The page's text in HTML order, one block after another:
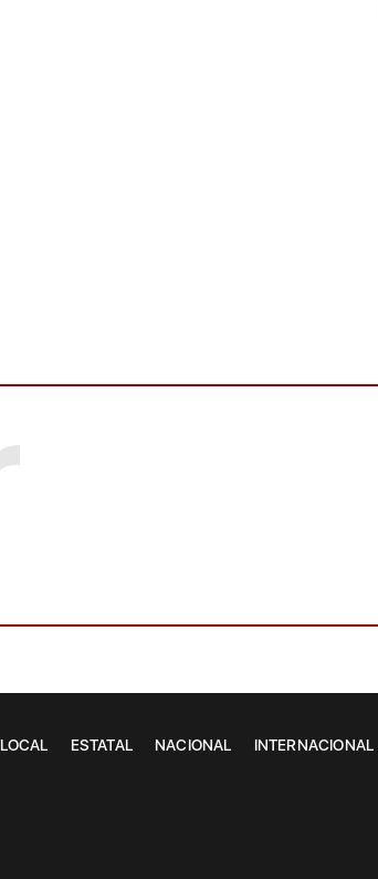
LOCAL ESTATAL NACIONAL INTERNACIONAL